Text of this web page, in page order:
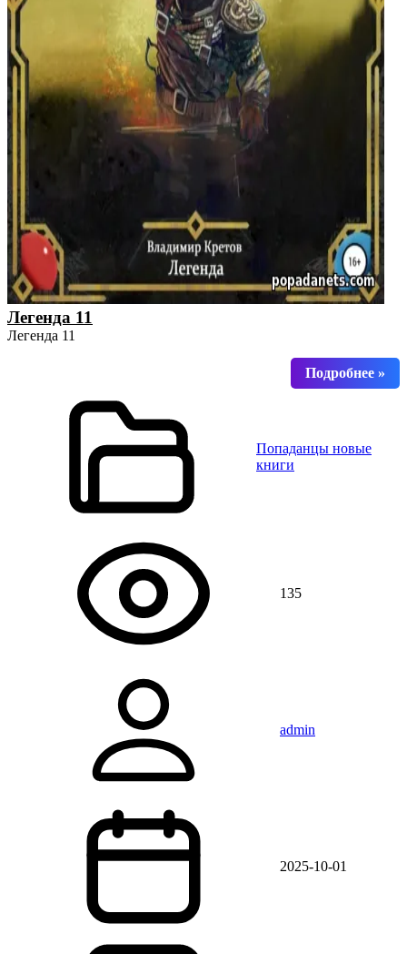
Легенда 11
Легенда 11
Попаданцы новые
книги
135
admin
2025-10-01